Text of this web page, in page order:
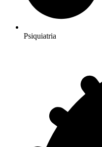
Psiquiatria